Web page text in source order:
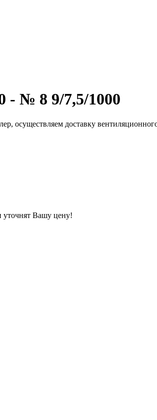
№ 8 9/7,5/1000
доставку
уточнят Вашу цену!